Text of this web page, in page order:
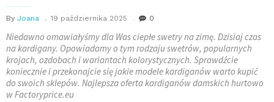
By Joana 19 października 2025 0
Niedawno omawiałyśmy dla Was ciepłe swetry na zimę. Dzisiaj czas
na kardigany. Opowiadamy o tym rodzaju swetrów, popularnych
krojach, ozdobach i wariantach kolorystycznych. Sprawdźcie
koniecznie i przekonajcie się jakie modele kardiganów warto kupić
do swoich sklepów. Najlepsza oferta kardiganów damskich hurtowo
w Factoryprice.eu